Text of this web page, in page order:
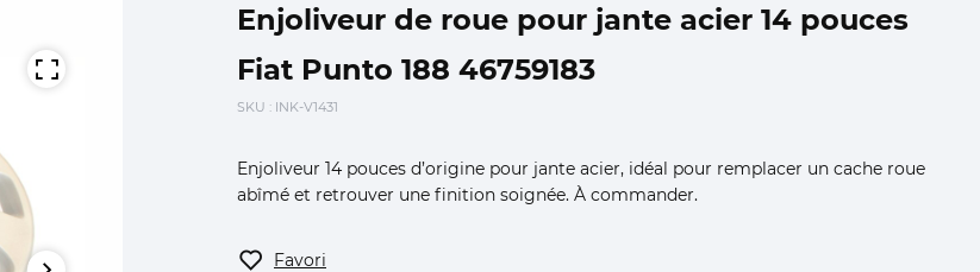
Enjoliveur de roue pour jante acier 14 pouces
Fiat Punto 188 46759183
SKU : INK-V1431
Enjoliveur 14 pouces d’origine pour jante acier, idéal pour remplacer un cache roue
abîmé et retrouver une finition soignée. À commander.
Favori